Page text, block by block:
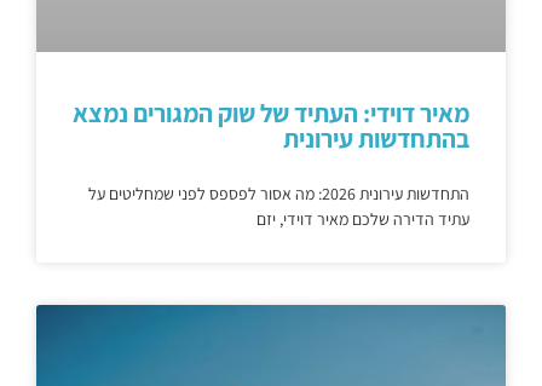
מאיר דוידי: העתיד של שוק המגורים נמצא
בהתחדשות עירונית
התחדשות עירונית 2026: מה אסור לפספס לפני שמחליטים על
עתיד הדירה שלכם מאיר דוידי, יזם